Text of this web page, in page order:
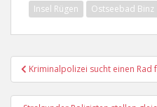
Insel Rügen
Ostseebad Binz
Kriminalpolizei sucht einen Rad